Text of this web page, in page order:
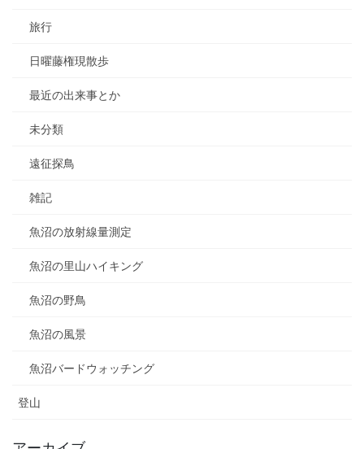
旅行
日曜藤権現散歩
最近の出来事とか
未分類
遠征探鳥
雑記
魚沼の放射線量測定
魚沼の里山ハイキング
魚沼の野鳥
魚沼の風景
魚沼バードウォッチング
登山